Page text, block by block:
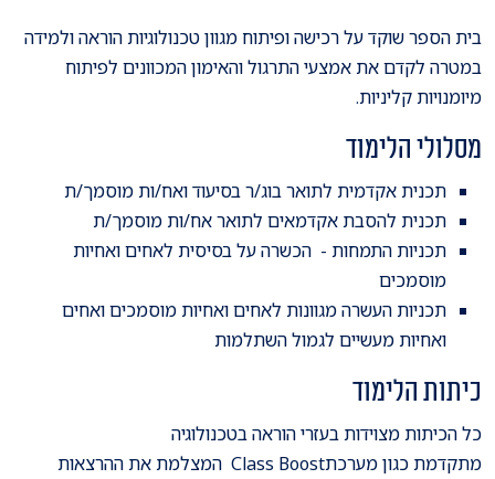
בית הספר שוקד על רכישה ופיתוח מגוון טכנולוגיות הוראה ולמידה
במטרה לקדם את אמצעי התרגול והאימון המכוונים לפיתוח
מיומנויות קליניות.
מסלולי הלימוד
תכנית אקדמית לתואר בוג/ר בסיעוד ואח/ות מוסמך/ת
תכנית להסבת אקדמאים לתואר אח/ות מוסמך/ת
תכניות התמחות - הכשרה על בסיסית לאחים ואחיות
מוסמכים
תכניות העשרה מגוונות לאחים ואחיות מוסמכים ואחים
ואחיות מעשיים לגמול השתלמות
כיתות הלימוד
כל הכיתות מצוידות בעזרי הוראה בטכנולוגיה
מתקדמת כגוןמערכתClassBoost
המצלמת את ההרצאות